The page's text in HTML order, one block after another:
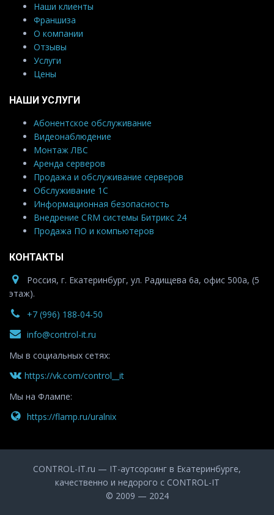
Наши клиенты
Франшиза
О компании
Отзывы
Услуги
Цены
НАШИ УСЛУГИ
Абонентское обслуживание
Видеонаблюдение
Монтаж ЛВС
Аренда серверов
Продажа и обслуживание серверов
Обслуживание 1С
Информационная безопасность
Внедрение CRM системы Битрикс 24
Продажа ПО и компьютеров
КОНТАКТЫ
Россия, г. Екатеринбург, ул. Радищева 6а, офис 500а, (5
этаж).
+7 (996) 188-04-50
info@control-it.ru
Мы в социальных сетях:
https://vk.com/control__it
Мы на Флампе:
https://flamp.ru/uralnix
CONTROL-IT.ru — IT-аутсорсинг в Екатеринбурге,
качественно и недорого с CONTROL-IT
© 2009 — 2024